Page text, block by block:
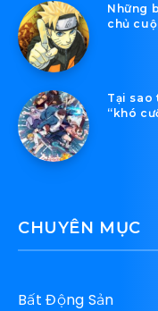
Những
chủ
Tại sao
“khó
CHUYÊN MỤC
Bất Động Sản